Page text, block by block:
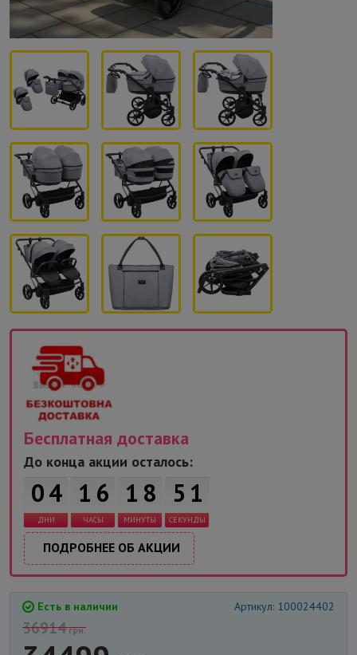
Бесплатная доставка
До конца акции осталось:
04
ДНИ
1 6
ЧАСЫ
1 8
МИНУТЫ
5 1
СЕКУНДЫ
ПОДРОБНЕЕ ОБ АКЦИИ
Есть в наличии Артикул: 100024402
36914грн.